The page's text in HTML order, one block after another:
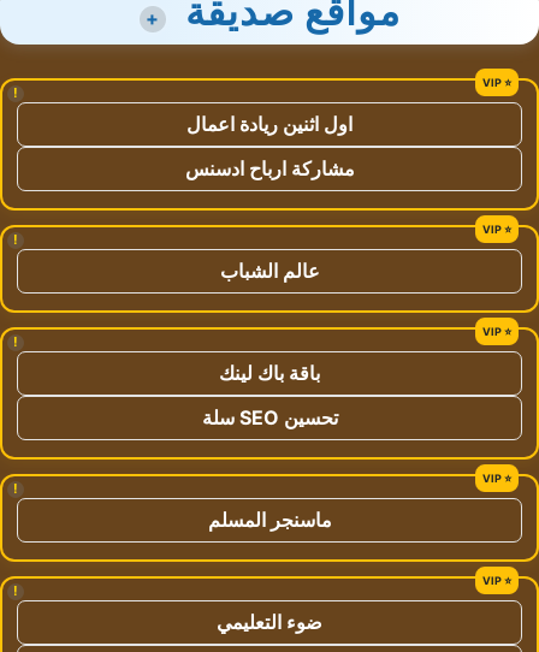
مواقع صديقة +
!
اول اثنين ريادة اعمال
مشاركة ارباح ادسنس
!
عالم الشباب
!
باقة باك لينك
تحسين SEO سلة
!
ماسنجر المسلم
!
ضوء التعليمي